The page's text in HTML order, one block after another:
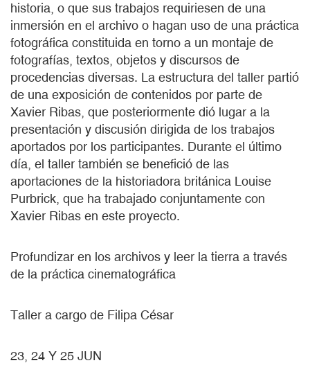
historia, o que sus trabajos requiriesen de una
inmersión en el archivo o hagan uso de una práctica
fotográfica constituida en torno a un montaje de
fotografías, textos, objetos y discursos de
procedencias diversas. La estructura del taller partió
de una exposición de contenidos por parte de
Xavier Ribas, que posteriormente dió lugar a la
presentación y discusión dirigida de los trabajos
aportados por los participantes. Durante el último
día, el taller también se benefició de las
aportaciones de la historiadora británica Louise
Purbrick, que ha trabajado conjuntamente con
Xavier Ribas en este proyecto.
Profundizar en los archivos y leer la tierra a través
de la práctica cinematográfica
Taller a cargo de Filipa César
23, 24 Y 25 JUN